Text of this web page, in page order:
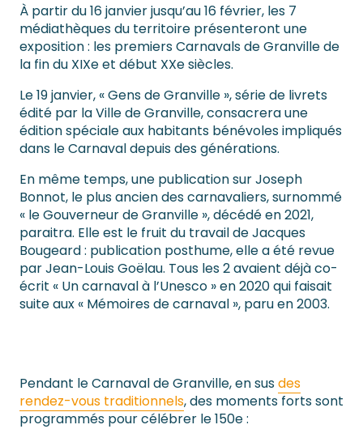
À partir du 16 janvier jusqu’au 16 février, les 7
médiathèques du territoire présenteront une
exposition : les premiers Carnavals de Granville de
la fin du XIXe et début XXe siècles.
Le 19 janvier, « Gens de Granville », série de livrets
édité par la Ville de Granville, consacrera une
édition spéciale aux habitants bénévoles impliqués
dans le Carnaval depuis des générations.
En même temps, une publication sur Joseph
Bonnot, le plus ancien des carnavaliers, surnommé
« le Gouverneur de Granville », décédé en 2021,
paraitra. Elle est le fruit du travail de Jacques
Bougeard : publication posthume, elle a été revue
par Jean-Louis Goëlau. Tous les 2 avaient déjà co-
écrit « Un carnaval à l’Unesco » en 2020 qui faisait
suite aux « Mémoires de carnaval », paru en 2003.
Pendant le Carnaval de Granville, en susdes
rendez-vous traditionnels, des moments forts sont
programmés pour célébrer le 150e :